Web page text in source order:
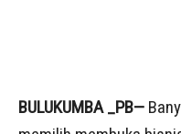
BULUKUMBA _PB—